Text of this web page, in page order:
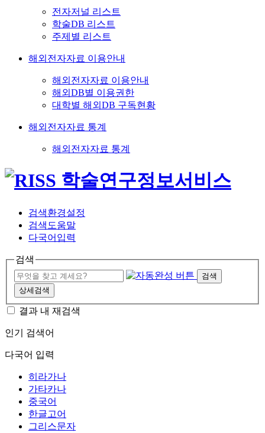
전자저널 리스트
학술DB 리스트
주제별 리스트
해외전자자료 이용안내
해외전자자료 이용안내
해외DB별 이용권한
대학별 해외DB 구독현황
해외전자자료 통계
해외전자자료 통계
검색환경설정
검색도움말
다국어입력
검색
검색
상세검색
결과 내 재검색
인기 검색어
다국어 입력
히라가나
가타카나
중국어
한글고어
그리스문자